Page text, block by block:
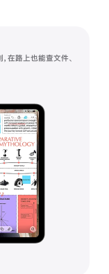
在路上也能查文件、